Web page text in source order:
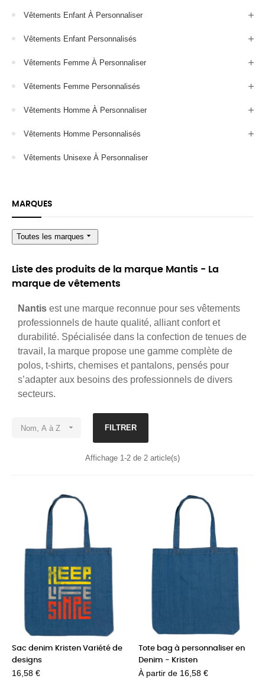
Vêtements Enfant À Personnaliser
Vêtements Enfant Personnalisés
Vêtements Femme À Personnaliser
Vêtements Femme Personnalisés
Vêtements Homme À Personnaliser
Vêtements Homme Personnalisés
Vêtements Unisexe À Personnaliser
MARQUES
Toutes les marques arrow_drop_down
Liste des produits de la marque Mantis - La
marque de vêtements
Nantis est une marque reconnue pour ses vêtements
professionnels de haute qualité, alliant confort et
durabilité. Spécialisée dans la confection de tenues de
travail, la marque propose une gamme complète de
polos, t-shirts, chemises et pantalons, pensés pour
s’adapter aux besoins des professionnels de divers
secteurs.
Nom, A à Z  FILTRER
Affichage 1-2 de 2 article(s)
Sac denim Kristen Variété de
designs
16,58 €
Tote bag à personnaliser en
Denim - Kristen
À partir de 16,58 €